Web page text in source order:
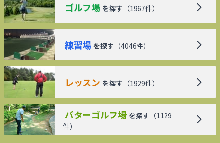
ゴルフ場 を探す （1967件）
練習場 を探す （4046件）
レッスン を探す （1929件）
パターゴルフ場 を探す （1129
件）